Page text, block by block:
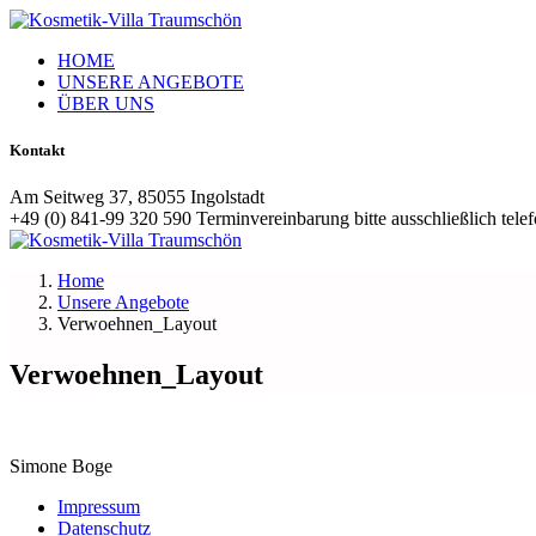
HOME
UNSERE ANGEBOTE
ÜBER UNS
Kontakt
Am Seitweg 37, 85055 Ingolstadt
+49 (0) 841-99 320 590 Terminvereinbarung bitte ausschließlich
Home
Unsere Angebote
Verwoehnen_Layout
Verwoehnen_Layout
Simone Boge
Impressum
Datenschutz